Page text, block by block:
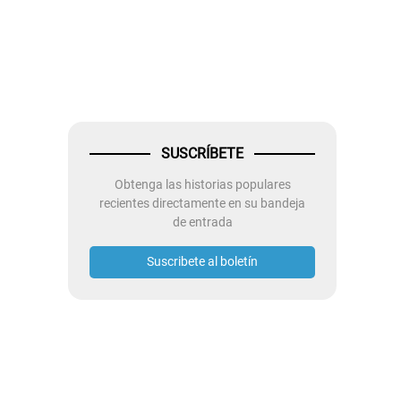
SUSCRÍBETE
Obtenga las historias populares
recientes directamente en su bandeja
de entrada
Suscribete al boletín